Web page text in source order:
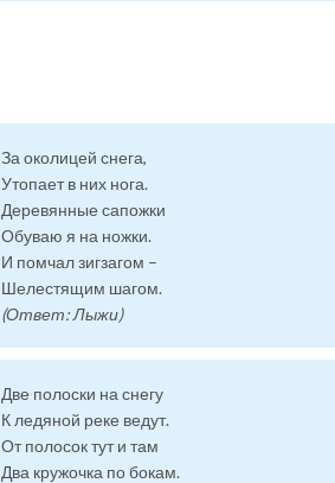
За околицей снега,
Утопает в них нога.
Деревянные сапожки
Обуваю я на ножки.
И помчал зигзагом –
Шелестящим шагом.
(Ответ: Лыжи)
Две полоски на снегу
К ледяной реке ведут.
От полосок тут и там
Два кружочка по бокам.